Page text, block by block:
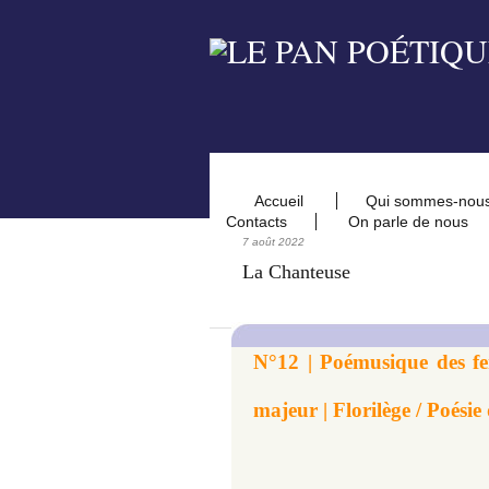
Accueil
Qui sommes-
Contacts
On parle de nous
7 août 2022
La Chanteuse
N°12 | Poémusique des
majeur | Florilège / Poésie